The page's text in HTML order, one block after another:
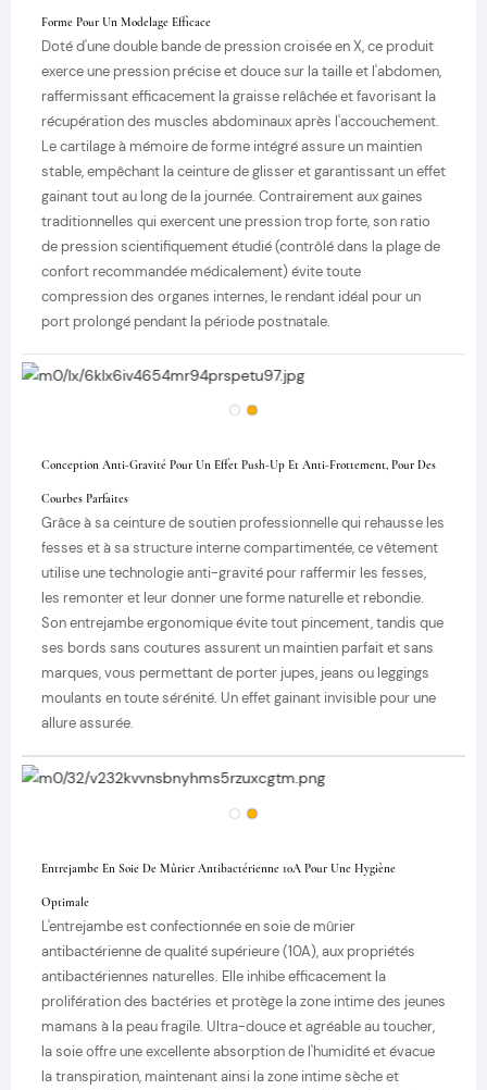
Forme Pour Un Modelage Efficace
Doté d'une double bande de pression croisée en X, ce produit
exerce une pression précise et douce sur la taille et l'abdomen,
raffermissant efficacement la graisse relâchée et favorisant la
récupération des muscles abdominaux après l'accouchement.
Le cartilage à mémoire de forme intégré assure un maintien
stable, empêchant la ceinture de glisser et garantissant un effet
gainant tout au long de la journée. Contrairement aux gaines
traditionnelles qui exercent une pression trop forte, son ratio
de pression scientifiquement étudié (contrôlé dans la plage de
confort recommandée médicalement) évite toute
compression des organes internes, le rendant idéal pour un
port prolongé pendant la période postnatale.
Conception Anti-Gravité Pour Un Effet Push-Up Et Anti-Frottement, Pour Des
Courbes Parfaites
Grâce à sa ceinture de soutien professionnelle qui rehausse les
fesses et à sa structure interne compartimentée, ce vêtement
utilise une technologie anti-gravité pour raffermir les fesses,
les remonter et leur donner une forme naturelle et rebondie.
Son entrejambe ergonomique évite tout pincement, tandis que
ses bords sans coutures assurent un maintien parfait et sans
marques, vous permettant de porter jupes, jeans ou leggings
moulants en toute sérénité. Un effet gainant invisible pour une
allure assurée.
Entrejambe En Soie De Mûrier Antibactérienne 10A Pour Une Hygiène
Optimale
L'entrejambe est confectionnée en soie de mûrier
antibactérienne de qualité supérieure (10A), aux propriétés
antibactériennes naturelles. Elle inhibe efficacement la
prolifération des bactéries et protège la zone intime des jeunes
mamans à la peau fragile. Ultra-douce et agréable au toucher,
la soie offre une excellente absorption de l'humidité et évacue
la transpiration, maintenant ainsi la zone intime sèche et